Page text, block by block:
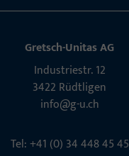
Gretsch-Unitas AG
Indu­s­triestr. 12
3422 Rüdt­ligen
info@g-u.ch
Tel: +41 (0) 34 448 45 45